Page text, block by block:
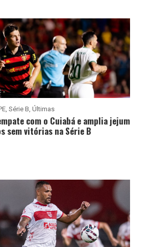
, Série B, Últimas
com o Cuiabá e amplia jejum
sem vitórias na Série B